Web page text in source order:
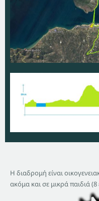
Η διαδρομή είναι
ακόμα και σε μικρά παιδιά (8